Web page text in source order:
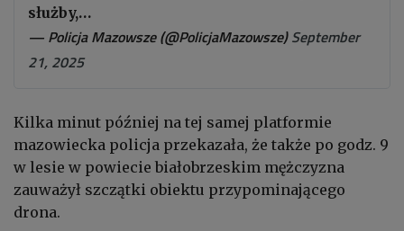
służby,…
— Policja Mazowsze (@PolicjaMazowsze)September
21, 2025
Kilka minut później na tej samej platformie
mazowiecka policja przekazała, że także po godz. 9
w lesie w powiecie białobrzeskim mężczyzna
zauważył szczątki obiektu przypominającego
drona.